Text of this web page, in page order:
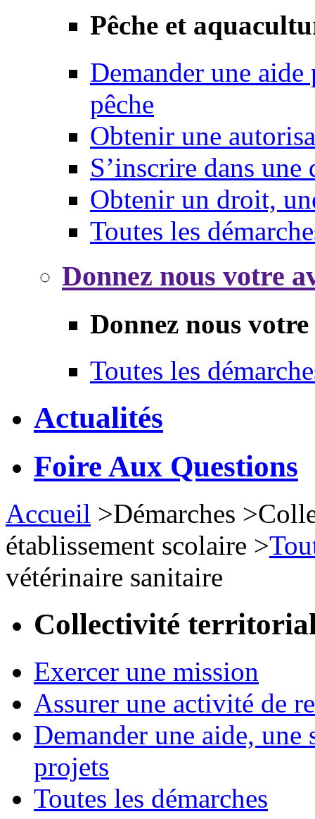
Pêche et
Demander une
pêche
Obtenir une
S’inscrire dans une
Obtenir un droit,
Toutes les
Donnez nous votre
Donnez nous
Toutes les
Actualités
Foire Aux Questions
Accueil >Démarches >
établissement scolaire >
vétérinaire sanitaire
Collectivité
Exercer une mission
Assurer une activité de
Demander une aide,
projets
Toutes les démarches